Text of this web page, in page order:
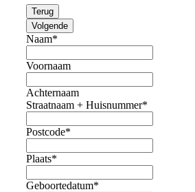
Terug
Volgende
Naam*
Voornaam
Achternaam
Straatnaam + Huisnummer*
Postcode*
Plaats*
Geboortedatum*